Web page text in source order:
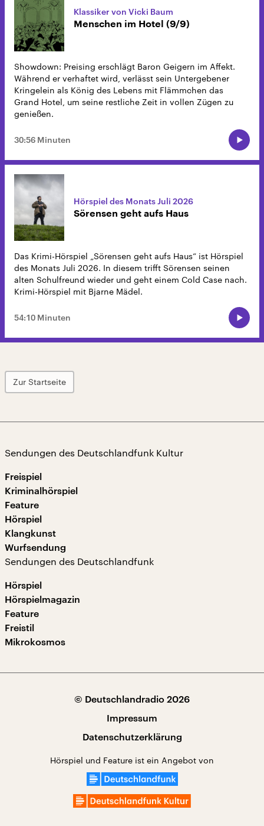
Klassiker von Vicki Baum
Menschen im Hotel (9/9)
Showdown: Preising erschlägt Baron Geigern im Affekt.
Während er verhaftet wird, verlässt sein Untergebener
Kringelein als König des Lebens mit Flämmchen das
Grand Hotel, um seine restliche Zeit in vollen Zügen zu
genießen.
30:56 Minuten
Hörspiel des Monats Juli 2026
Sörensen geht aufs Haus
Das Krimi-Hörspiel „Sörensen geht aufs Haus“ ist Hörspiel
des Monats Juli 2026. In diesem trifft Sörensen seinen
alten Schulfreund wieder und geht einem Cold Case nach.
Krimi-Hörspiel mit Bjarne Mädel.
54:10 Minuten
Zur Startseite
Sendungen des Deutschlandfunk Kultur
Freispiel
Kriminalhörspiel
Feature
Hörspiel
Klangkunst
Wurfsendung
Sendungen des Deutschlandfunk
Hörspiel
Hörspielmagazin
Feature
Freistil
Mikrokosmos
© Deutschlandradio 2026
Impressum
Datenschutzerklärung
Hörspiel und Feature ist ein Angebot von